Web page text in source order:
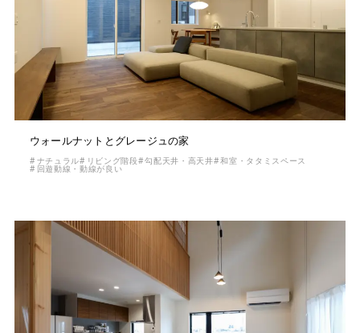
ウォールナットとグレージュの家
ナチュラル リビング階段 勾配天井・高天井 和室・タタミスペース
回遊動線・動線が良い